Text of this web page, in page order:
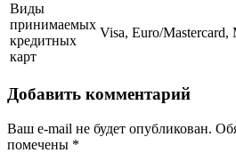
Виды
принимаемых
кредитных
карт
Visa, Euro/Mastercard,
Добавить комментарий
Ваш e-mail не будет опубликован.
помечены *